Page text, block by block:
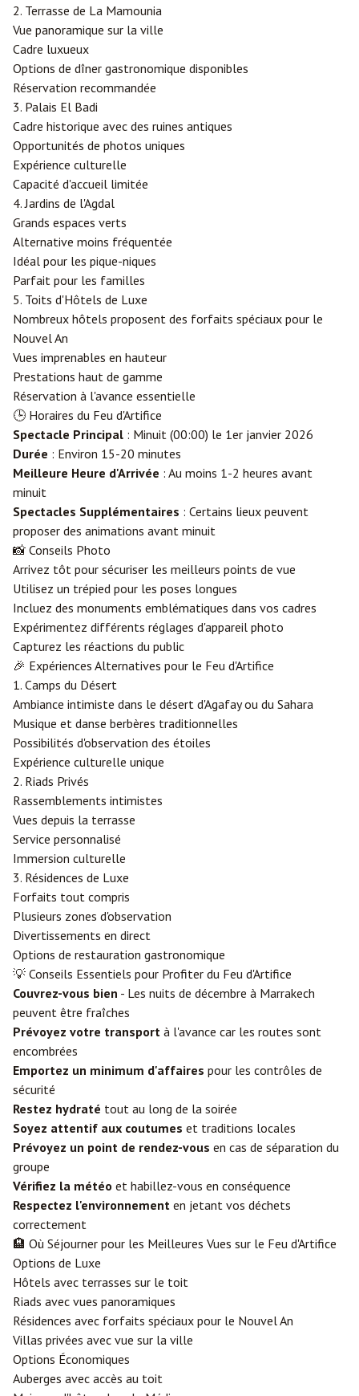
2. Terrasse de La Mamounia
Vue panoramique sur la ville
Cadre luxueux
Options de dîner gastronomique disponibles
Réservation recommandée
3. Palais El Badi
Cadre historique avec des ruines antiques
Opportunités de photos uniques
Expérience culturelle
Capacité d'accueil limitée
4. Jardins de l'Agdal
Grands espaces verts
Alternative moins fréquentée
Idéal pour les pique-niques
Parfait pour les familles
5. Toits d'Hôtels de Luxe
Nombreux hôtels proposent des forfaits spéciaux pour le
Nouvel An
Vues imprenables en hauteur
Prestations haut de gamme
Réservation à l'avance essentielle
🕒 Horaires du Feu d'Artifice
Spectacle Principal : Minuit (00:00) le 1er janvier 2026
Durée : Environ 15-20 minutes
Meilleure Heure d'Arrivée : Au moins 1-2 heures avant
minuit
Spectacles Supplémentaires : Certains lieux peuvent
proposer des animations avant minuit
📸 Conseils Photo
Arrivez tôt pour sécuriser les meilleurs points de vue
Utilisez un trépied pour les poses longues
Incluez des monuments emblématiques dans vos cadres
Expérimentez différents réglages d'appareil photo
Capturez les réactions du public
🎉 Expériences Alternatives pour le Feu d'Artifice
1. Camps du Désert
Ambiance intimiste dans le désert d'Agafay ou du Sahara
Musique et danse berbères traditionnelles
Possibilités d'observation des étoiles
Expérience culturelle unique
2. Riads Privés
Rassemblements intimistes
Vues depuis la terrasse
Service personnalisé
Immersion culturelle
3. Résidences de Luxe
Forfaits tout compris
Plusieurs zones d'observation
Divertissements en direct
Options de restauration gastronomique
💡 Conseils Essentiels pour Profiter du Feu d'Artifice
Couvrez-vous bien - Les nuits de décembre à Marrakech
peuvent être fraîches
Prévoyez votre transport à l'avance car les routes sont
encombrées
Emportez un minimum d'affaires pour les contrôles de
sécurité
Restez hydraté tout au long de la soirée
Soyez attentif aux coutumes et traditions locales
Prévoyez un point de rendez-vous en cas de séparation du
groupe
Vérifiez la météo et habillez-vous en conséquence
Respectez l'environnement en jetant vos déchets
correctement
🏨 Où Séjourner pour les Meilleures Vues sur le Feu d'Artifice
Options de Luxe
Hôtels avec terrasses sur le toit
Riads avec vues panoramiques
Résidences avec forfaits spéciaux pour le Nouvel An
Villas privées avec vue sur la ville
Options Économiques
Auberges avec accès au toit